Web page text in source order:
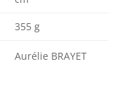
355 g
Aurélie BRAYET